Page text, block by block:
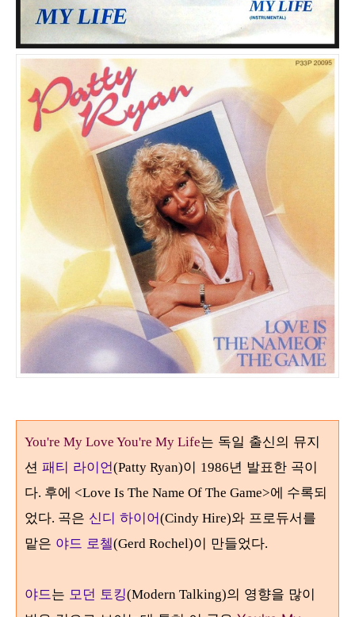
You're My Love You're My Life는 독일 출신의 뮤지
션 패티 라이언(Patty Ryan)이 1986년 발표한 곡이
다. 후에 <Love Is The Name Of The Game>에 수록되
었다. 곡은 신디 하이어(Cindy Hire)와 프로듀서를
맡은 야드 로첼(Gerd Rochel)이 만들었다.
야드는 모던 토킹(Modern Talking)의 영향을 많이